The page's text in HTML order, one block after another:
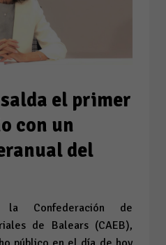
el primer
con un
del
Confederación de
de Balears (CAEB),